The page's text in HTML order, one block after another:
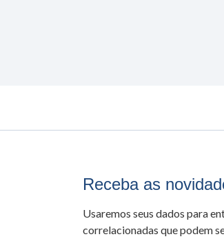
Receba as
Usaremos seus dados para
correlacionadas que podem